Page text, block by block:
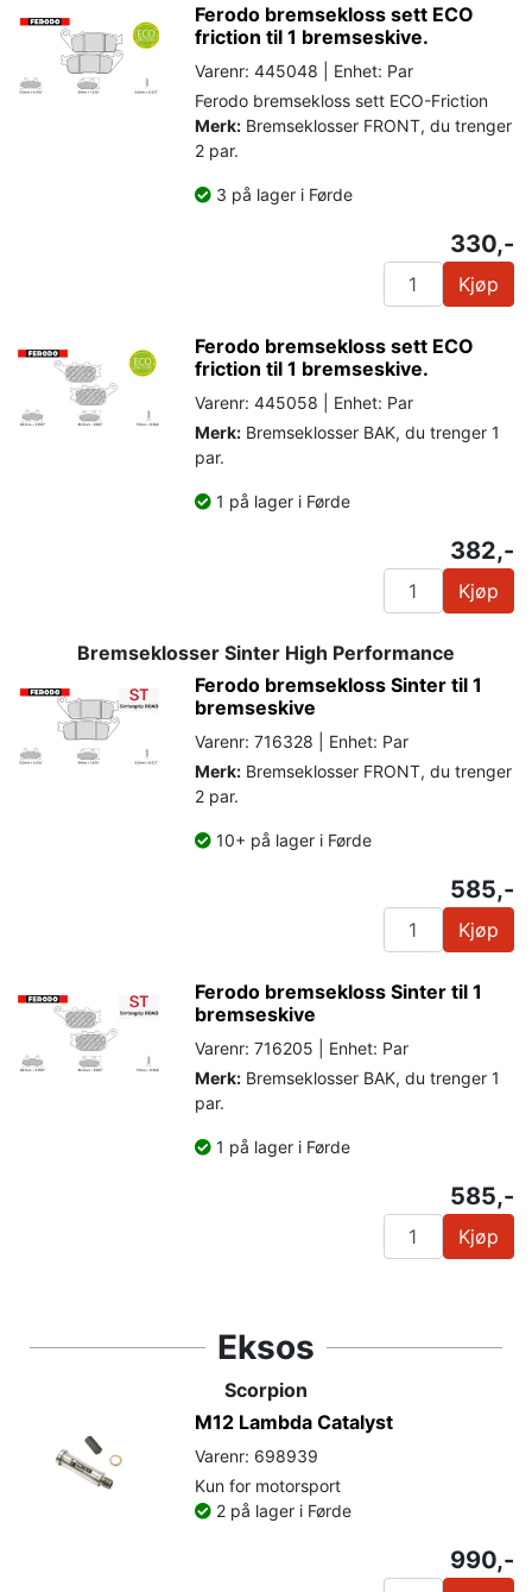
Ferodo bremsekloss sett ECO
friction til 1 bremseskive.
Varenr: 445048 | Enhet: Par
Ferodo bremsekloss sett ECO-Friction
Merk: Bremseklosser FRONT, du trenger
2 par.
3 på lager i Førde
330,-
Kjøp
Ferodo bremsekloss sett ECO
friction til 1 bremseskive.
Varenr: 445058 | Enhet: Par
Merk: Bremseklosser BAK, du trenger 1
par.
1 på lager i Førde
382,-
Kjøp
Bremseklosser Sinter High Performance
Ferodo bremsekloss Sinter til 1
bremseskive
Varenr: 716328 | Enhet: Par
Merk: Bremseklosser FRONT, du trenger
2 par.
10+ på lager i Førde
585,-
Kjøp
Ferodo bremsekloss Sinter til 1
bremseskive
Varenr: 716205 | Enhet: Par
Merk: Bremseklosser BAK, du trenger 1
par.
1 på lager i Førde
585,-
Kjøp
Eksos
Scorpion
M12 Lambda Catalyst
Varenr: 698939
Kun for motorsport
2 på lager i Førde
990,-